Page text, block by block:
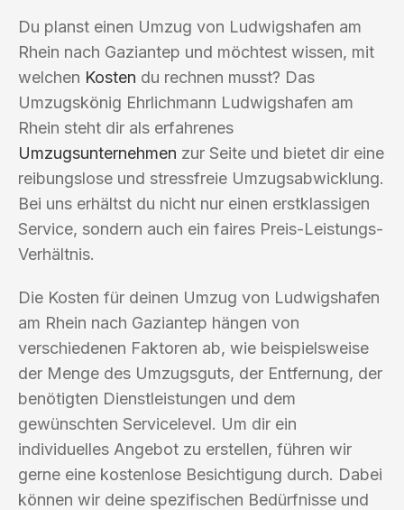
Du planst einen Umzug von Ludwigshafen am
Rhein nach Gaziantep und möchtest wissen, mit
welchen Kosten du rechnen musst? Das
Umzugskönig Ehrlichmann Ludwigshafen am
Rhein steht dir als erfahrenes
Umzugsunternehmen zur Seite und bietet dir eine
reibungslose und stressfreie Umzugsabwicklung.
Bei uns erhältst du nicht nur einen erstklassigen
Service, sondern auch ein faires Preis-Leistungs-
Verhältnis.
Die Kosten für deinen Umzug von Ludwigshafen
am Rhein nach Gaziantep hängen von
verschiedenen Faktoren ab, wie beispielsweise
der Menge des Umzugsguts, der Entfernung, der
benötigten Dienstleistungen und dem
gewünschten Servicelevel. Um dir ein
individuelles Angebot zu erstellen, führen wir
gerne eine kostenlose Besichtigung durch. Dabei
können wir deine spezifischen Bedürfnisse und